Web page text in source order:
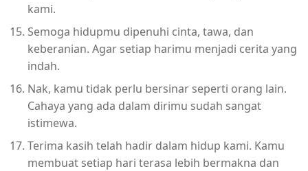
kami.
Semoga hidupmu dipenuhi cinta, tawa, dan
keberanian. Agar setiap harimu menjadi cerita yang
indah.
Nak, kamu tidak perlu bersinar seperti orang lain.
Cahaya yang ada dalam dirimu sudah sangat
istimewa.
Terima kasih telah hadir dalam hidup kami. Kamu
membuat setiap hari terasa lebih bermakna dan